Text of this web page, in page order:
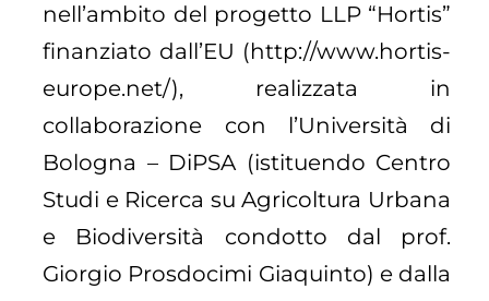
nell’ambito del progetto LLP “Hortis”
finanziato dall’EU (http://www.hortis-
europe.net/), realizzata in
collaborazione con l’Università di
Bologna – DiPSA (istituendo Centro
Studi e Ricerca su Agricoltura Urbana
e Biodiversità condotto dal prof.
Giorgio Prosdocimi Giaquinto) e dalla